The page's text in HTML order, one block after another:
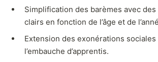
Simplification des barèmes avec
clairs en fonction de l’âge et de
Extension des exonérations
l’embauche d’apprentis.